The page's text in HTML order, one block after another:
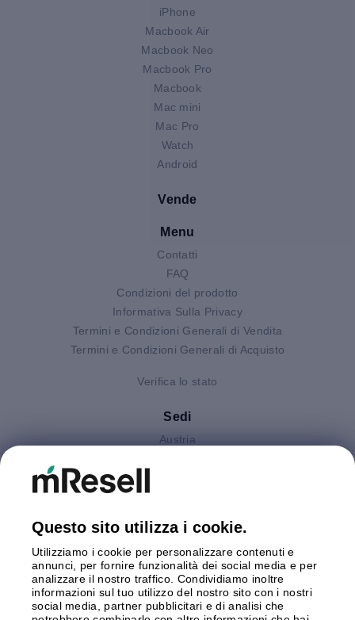
iPhone
Macbook Air
Macbook Neo
Macbook Pro
Macbook
Mac mini
Mac Pro
Watch
Android
Vende
Menu
Contatti
FAQ
Condizioni del prodotto
Informativa Sulla Privacy
Termini e Condizioni Generali di Vendita
Termini e Condizioni Generali di Acquisto
Verifica lo stato
Sedi
Austria
Gran Bretagna
Olanda
Polonia
Spagna
Svezia
Questo sito utilizza i cookie.
Utilizziamo i cookie per personalizzare contenuti e
annunci, per fornire funzionalità dei social media e per
analizzare il nostro traffico. Condividiamo inoltre
informazioni sul tuo utilizzo del nostro sito con i nostri
social media, partner pubblicitari e di analisi che